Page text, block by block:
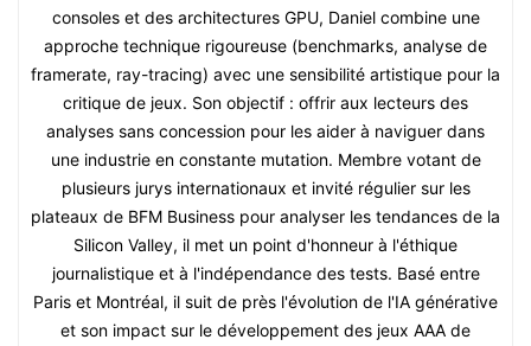
consoles et des architectures GPU, Daniel combine une
approche technique rigoureuse (benchmarks, analyse de
framerate, ray-tracing) avec une sensibilité artistique pour la
critique de jeux. Son objectif : offrir aux lecteurs des
analyses sans concession pour les aider à naviguer dans
une industrie en constante mutation. Membre votant de
plusieurs jurys internationaux et invité régulier sur les
plateaux de BFM Business pour analyser les tendances de la
Silicon Valley, il met un point d'honneur à l'éthique
journalistique et à l'indépendance des tests. Basé entre
Paris et Montréal, il suit de près l'évolution de l'IA générative
et son impact sur le développement des jeux AAA de